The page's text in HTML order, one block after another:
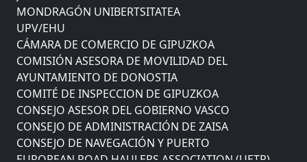
MONDRAGÓN UNIBERTSITATEA
UPV/EHU
CÁMARA DE COMERCIO DE GIPUZKOA
COMISIÓN ASESORA DE MOVILIDAD DEL
AYUNTAMIENTO DE DONOSTIA
COMITÉ DE INSPECCION DE GIPUZKOA
CONSEJO ASESOR DEL GOBIERNO VASCO
CONSEJO DE ADMINISTRACIÓN DE ZAISA
CONSEJO DE NAVEGACIÓN Y PUERTO
EUROPEAN ROAD HAULERS ASSOCIATION (UETR)